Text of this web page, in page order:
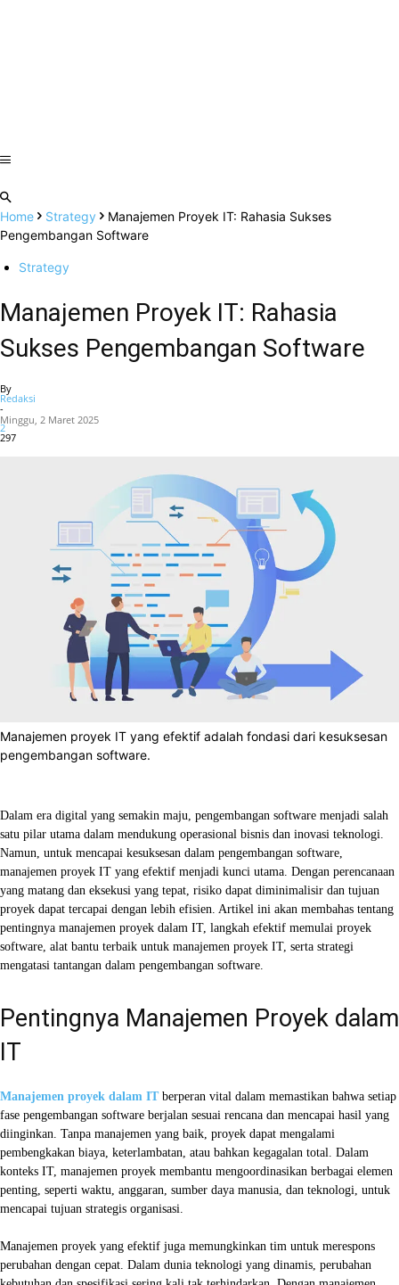
Home Strategy
Manajemen Proyek IT: Rahasia Sukses
Pengembangan Software
Strategy
Manajemen Proyek IT: Rahasia
Sukses Pengembangan Software
By
Redaksi
-
Minggu, 2 Maret 2025
2
297
Manajemen proyek IT yang efektif adalah fondasi dari kesuksesan
pengembangan software.
Dalam era digital yang semakin maju, pengembangan software menjadi salah
satu pilar utama dalam mendukung operasional bisnis dan inovasi teknologi.
Namun, untuk mencapai kesuksesan dalam pengembangan software,
manajemen proyek IT yang efektif menjadi kunci utama. Dengan perencanaan
yang matang dan eksekusi yang tepat, risiko dapat diminimalisir dan tujuan
proyek dapat tercapai dengan lebih efisien. Artikel ini akan membahas tentang
pentingnya manajemen proyek dalam IT, langkah efektif memulai proyek
software, alat bantu terbaik untuk manajemen proyek IT, serta strategi
mengatasi tantangan dalam pengembangan software.
Pentingnya Manajemen Proyek dalam
IT
Manajemen proyek dalam IT berperan vital dalam memastikan bahwa setiap
fase pengembangan software berjalan sesuai rencana dan mencapai hasil yang
diinginkan. Tanpa manajemen yang baik, proyek dapat mengalami
pembengkakan biaya, keterlambatan, atau bahkan kegagalan total. Dalam
konteks IT, manajemen proyek membantu mengoordinasikan berbagai elemen
penting, seperti waktu, anggaran, sumber daya manusia, dan teknologi, untuk
mencapai tujuan strategis organisasi.
Manajemen proyek yang efektif juga memungkinkan tim untuk merespons
perubahan dengan cepat. Dalam dunia teknologi yang dinamis, perubahan